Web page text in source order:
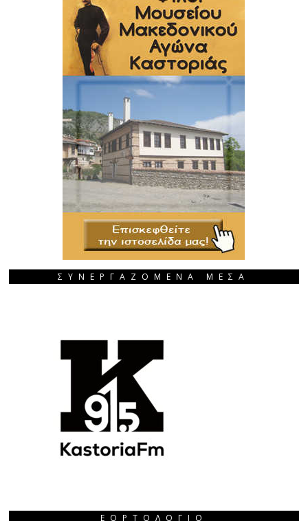
ΣΥΝΕΡΓΑΖΟΜΕΝΑ ΜΕΣΑ
ΕΟΡΤΟΛΌΓΙΟ